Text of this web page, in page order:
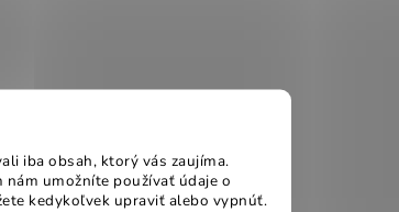
iba obsah, ktorý vás zaujíma.
umožníte používať údaje o
kedykoľvek upraviť alebo vypnúť.